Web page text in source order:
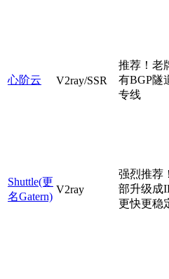
心阶云 V2ray/SSR
推荐！老
有BGP隧
专线
Shuttle(更
名Gatern)
V2ray
强烈推荐
部升级成
更快更稳